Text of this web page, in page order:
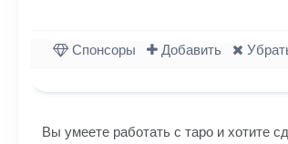
Спонсоры Добавить
Вы умеете работать с таро и хотите